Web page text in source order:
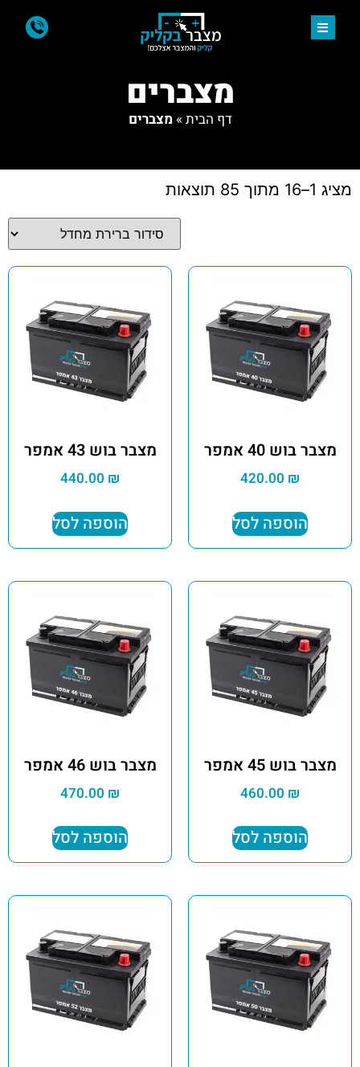
מצברים
דף הבית »מצברים
מציג 1–16 מתוך 85 תוצאות
מצבר בוש 40 אמפר
420.00 ₪
הוספה לסל
מצבר בוש 43 אמפר
440.00 ₪
הוספה לסל
מצבר בוש 45 אמפר
460.00 ₪
הוספה לסל
מצבר בוש 46 אמפר
470.00 ₪
הוספה לסל